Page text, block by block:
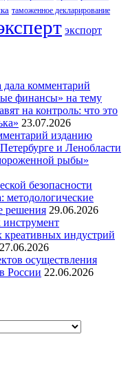
таможенное декларирование
экспорт
комментарий
финансы» на тему
на контроль: что это
23.07.2026
изданию
и Ленобласти
рыбы»
безопасности
методологические
решения 29.06.2026
индустрий
27.06.2026
осуществления
России 22.06.2026